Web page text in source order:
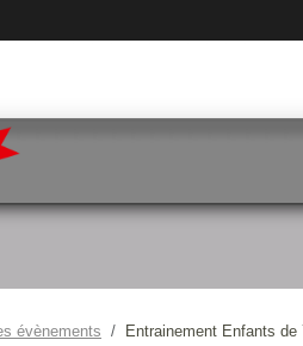
évènements Entrainement Enfants de